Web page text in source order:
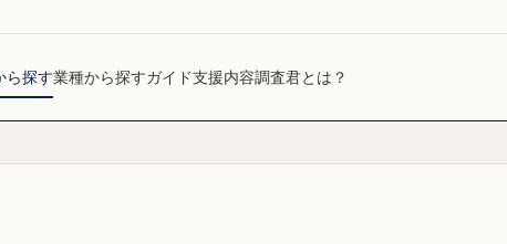
ら探す業種から探すガイド支援内容調査君とは？